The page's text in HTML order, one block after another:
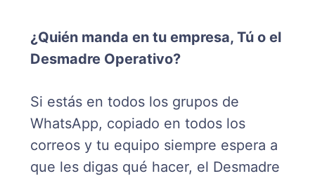
¿Quién manda en tu empresa, Tú o el
Desmadre Operativo?
Si estás en todos los grupos de
WhatsApp, copiado en todos los
correos y tu equipo siempre espera a
que les digas qué hacer, el Desmadre